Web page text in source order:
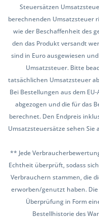
Steuersätzen
berechnenden Umsatzsteuer
wie der Beschaffenheit des
den das Produkt versandt
sind in Euro ausgewiesen
Umsatzsteuer. Bitte
tatsächlichen Umsatzsteuer
Bei Bestellungen aus dem
abgezogen und die für das
berechnet. Den Endpreis
Umsatzsteuersätze sehen Sie
** Jede
Echtheit überprüft, sodass
Verbrauchern stammen, die
erworben/genutzt haben.
Überprüfung in Form
Bestellhistorie des